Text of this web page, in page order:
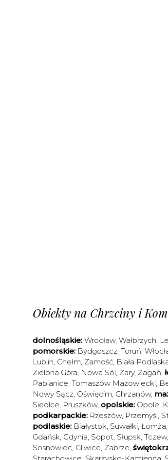
Obiekty na Chrzciny i
dolnośląskie: Wrocław, Wałbrzych,
pomorskie: Bydgoszcz, Toruń,
Lublin, Chełm, Zamość, Biała
Zielona Góra, Nowa Sól, Żary, Żagań,
Pabianice, Tomaszów Mazowiecki,
Nowy Sącz, Oświęcim, Chrzanów,
Siedlce, Pruszków, opolskie: Opole,
podkarpackie: Rzeszów, Przemyśl,
podlaskie: Białystok, Suwałki, Łomża,
Gdańsk, Gdynia, Sopot, Słupsk, Tczew,
Sosnowiec, Gliwice, Zabrze,